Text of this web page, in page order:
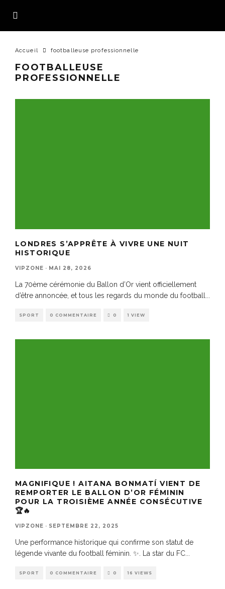
Accueil footballeuse professionnelle
FOOTBALLEUSE
PROFESSIONNELLE
LONDRES S’APPRÊTE À VIVRE UNE NUIT
HISTORIQUE
VIPZONE · MAI 28, 2026
La 70ème cérémonie du Ballon d’Or vient officiellement
d’être annoncée, et tous les regards du monde du football
SPORT 0 COMMENTAIRE 0 1 VIEW
MAGNIFIQUE ! AITANA BONMATÍ VIENT DE
REMPORTER LE BALLON D’OR FÉMININ
POUR LA TROISIÈME ANNÉE CONSÉCUTIVE
🏆🔥
VIPZONE · SEPTEMBRE 22, 2025
Une performance historique qui confirme son statut de
légende vivante du football féminin. ✨. La star du FC...
SPORT 0 COMMENTAIRE 0 16 VIEWS